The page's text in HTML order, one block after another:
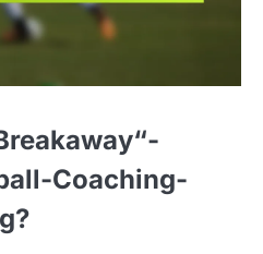
Coaching-